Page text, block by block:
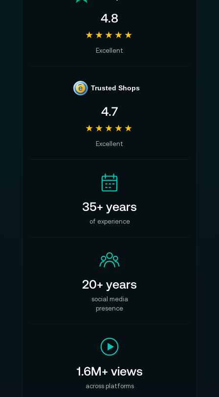
4.8
★★★★★
Excellent
e Trusted Shops
4.7
★★★★★
Excellent
35+ years
of experience
20+ years
social media
presence
1.6M+ views
across platforms